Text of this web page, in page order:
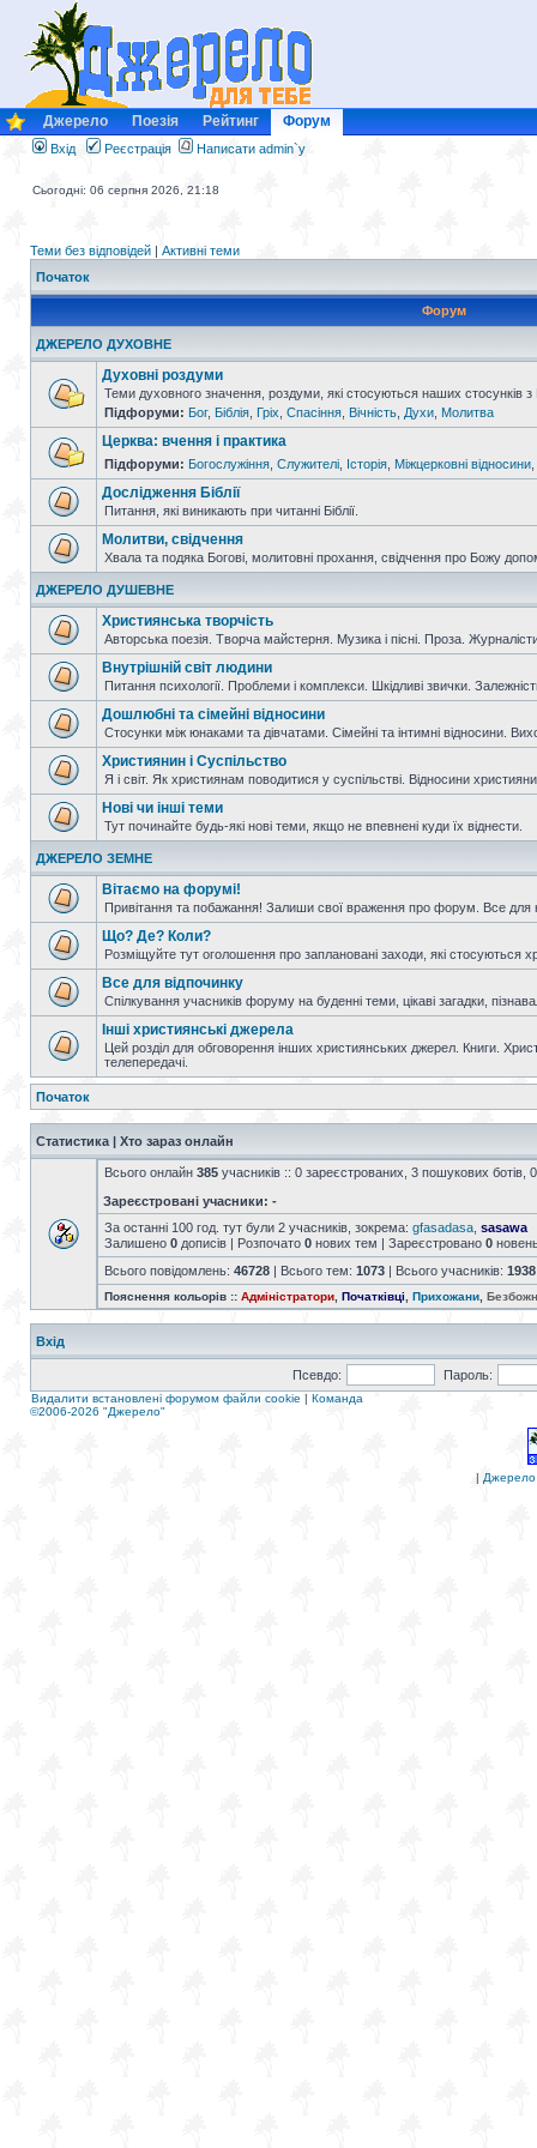
Джерело Поезія Рейтинг Форум
Вхід Реєстрація Написати admin`у
Сьогодні: 06 серпня 2026, 21:18
Теми без відповідей | Активні теми
Початок
Форум
ДЖЕРЕЛО ДУХОВНЕ
Духовні роздуми
Теми духовного значення, роздуми, які стосуються наших стосунків з
Підфоруми: Бог, Біблія Гріх Спасіння Вічність Духи Молитва
Церква: вчення і практика
Підфоруми: Богослужіння Служителі Історія Міжцерковні відносини
Дослідження Біблії
Питання, які виникають при читанні Біблії.
Молитви, свідчення
Хвала та подяка Богові, молитовні прохання, свідчення про Божу
ДЖЕРЕЛО ДУШЕВНЕ
Християнська творчість
Авторська поезія. Творча майстерня. Музика і пісні. Проза.
Внутрішній світ людини
Питання психології. Проблеми і комплекси. Шкідливі звички.
Дошлюбні та сімейні відносини
Стосунки між юнаками та дівчатами. Сімейні та інтимні відносини.
Християнин і Суспільство
Я і світ. Як християнам поводитися у суспільстві. Відносини
Нові чи інші теми
Тут починайте будь-які нові теми, якщо не впевнені куди їх віднести.
ДЖЕРЕЛО ЗЕМНЕ
Вітаємо на форумі!
Привітання та побажання! Залиши свої враження про форум. Все для
Що? Де? Коли?
Розміщуйте тут оголошення про заплановані заходи, які стосуються
Все для відпочинку
Спілкування учасників форуму на буденні теми, цікаві загадки,
Інші християнські джерела
Цей розділ для обговорення інших християнських джерел. Книги.
телепередачі.
Початок
Статистика | Хто зараз онлайн
Всього онлайн 385 учасників :: 0 зареєстрованих, 3 пошукових ботів,
Зареєстровані учасники: -
За останні 100 год. тут були 2 учасників, зокрема: gfasadasa sasawa
Залишено 0 дописів | Розпочато 0 нових тем | Зареєстровано 0
Всього повідомлень: 46728 | Всього тем: 1073 | Всього учасників: 1938
Пояснення кольорів :: Адміністратори Початківці Прихожани
Вхід
Псевдо: Пароль:
Видалити встановлені форумом файли cookie | Команда
©2006-2026 "Джерело"
| Джерело